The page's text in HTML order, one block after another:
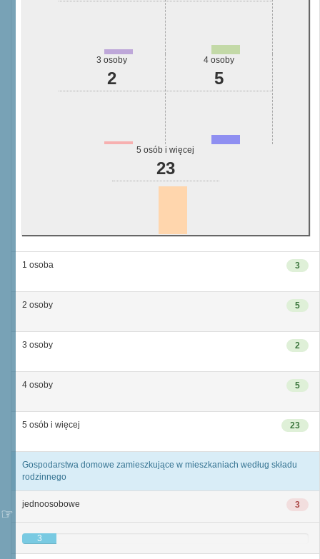
3 osoby
2
4 osoby
5
5 osób i więcej
23
3
1 osoba
5
2 osoby
2
3 osoby
5
4 osoby
23
5 osób i więcej
Gospodarstwa domowe zamieszkujące w mieszkaniach według składu
rodzinnego
3
jednoosobowe
3